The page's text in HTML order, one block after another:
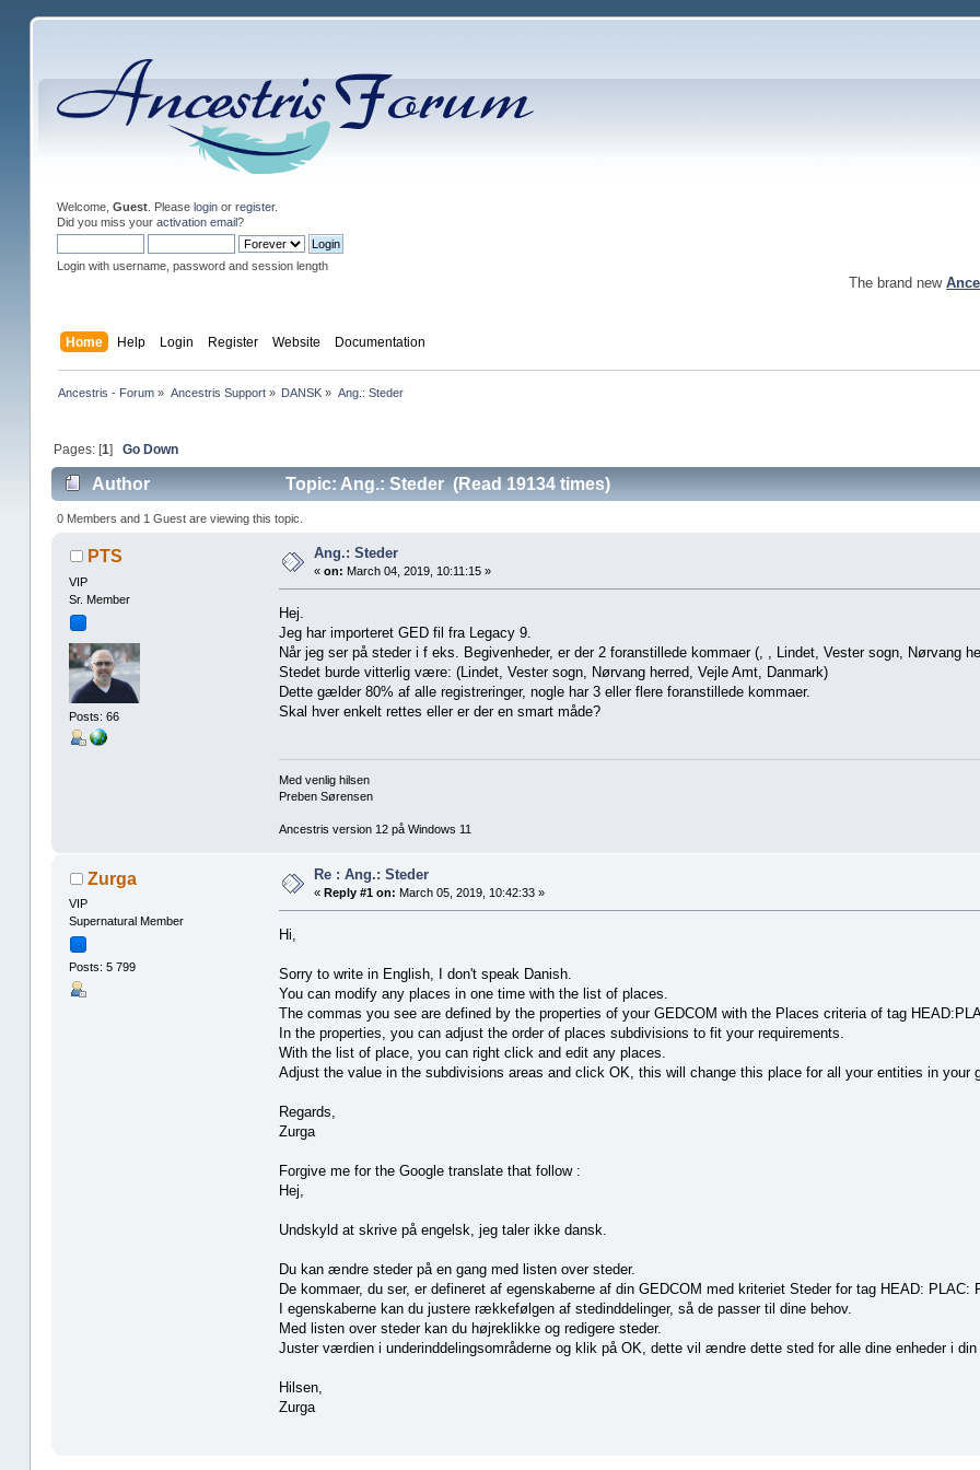
Welcome, Guest. Please loginor register.
Did you miss your activation email?
Login with username, password and session length
The brand new
Home Help Login Register Website Documentation
Ancestris - Forum » Ancestris Support» DANSK » Ang.: Steder
Pages: [1]Go Down
Author Topic: Ang.: Steder (Read 19134 times)
0 Members and 1 Guest are viewing this topic.
PTS
VIP
Sr. Member
Posts: 66
Ang.: Steder
«on: March 04, 2019, 10:11:15 »
Hej.
Jeg har importeret GED fil fra Legacy 9.
Når jeg ser på steder i f eks. Begivenheder, er der 2 foranstillede kommaer (, , Lindet, Vester sogn, Nørvang
Stedet burde vitterlig være: (Lindet, Vester sogn, Nørvang herred, Vejle Amt, Danmark)
Dette gælder 80% af alle registreringer, nogle har 3 eller flere foranstillede kommaer.
Skal hver enkelt rettes eller er der en smart måde?
Med venlig hilsen
Preben Sørensen
Ancestris version 12 på Windows 11
Zurga
VIP
Supernatural Member
Posts: 5 799
Re : Ang.: Steder
« Reply #1 on: March 05, 2019, 10:42:33 »
Hi,
Sorry to write in English, I don't speak Danish.
You can modify any places in one time with the list of places.
The commas you see are defined by the properties of your GEDCOM with the Places criteria of tag
In the properties, you can adjust the order of places subdivisions to fit your requirements.
With the list of place, you can right click and edit any places.
Adjust the value in the subdivisions areas and click OK, this will change this place for all your entities in your
Regards,
Zurga
Forgive me for the Google translate that follow :
Hej,
Undskyld at skrive på engelsk, jeg taler ikke dansk.
Du kan ændre steder på en gang med listen over steder.
De kommaer, du ser, er defineret af egenskaberne af din GEDCOM med kriteriet Steder for tag HEAD: PLAC:
I egenskaberne kan du justere rækkefølgen af stedinddelinger, så de passer til dine behov.
Med listen over steder kan du højreklikke og redigere steder.
Juster værdien i underinddelingsområderne og klik på OK, dette vil ændre dette sted for alle dine enheder i
Hilsen,
Zurga